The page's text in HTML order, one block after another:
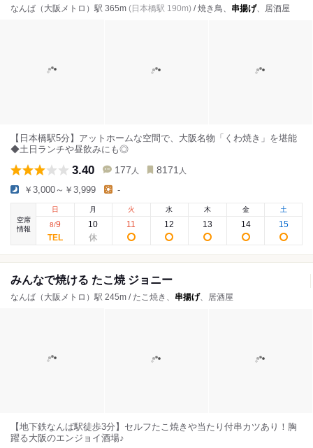
なんば（大阪メトロ）駅 365m (日本橋駅 190m) / 焼き鳥、 串揚げ、居酒屋
【日本橋駅5分】アットホームな空間で、大阪名物「くわ焼き」を堪能
◆土日ランチや昼飲みにも◎
3.40 177 人 8171 人
￥3,000～￥3,999 -
空席
情報
日
8/9
月
10
火
11
水
12
木
13
金
14
土
15
みんなで焼ける たこ焼 ジョニー
なんば（大阪メトロ）駅 245m / たこ焼き、 串揚げ、居酒屋
【地下鉄なんば駅徒歩3分】セルフたこ焼きや当たり付串カツあり！胸
躍る大阪のエンジョイ酒場♪